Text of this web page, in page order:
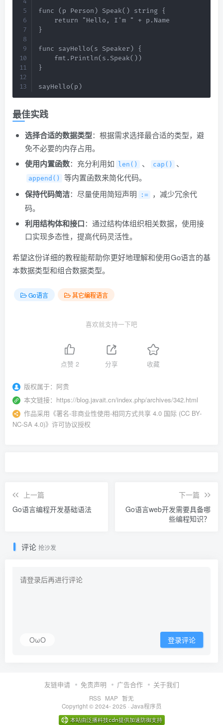
func (p Person) Speak() string {
    return "Hello, I'm " + p.Name
}
func sayHello(s Speaker) {
    fmt.Println(s.Speak())
}
sayHello(p)
最佳实践
选择合适的数据类型：根据需求选择最合适的类型，避
免不必要的内存占用。
使用内置函数：充分利用如 len() 、 cap() 、
append() 等内置函数来简化代码。
保持代码简洁：尽量使用简短声明 :=
，减少冗余代
码。
利用结构体和接口：通过结构体组织相关数据，使用接
口实现多态性，提高代码灵活性。
希望这份详细的教程能帮助你更好地理解和使用Go语言的基
本数据类型和组合数据类型。
Go语言 其它编程语言
喜欢就支持一下吧
点赞 2 分享 收藏
版权属于： 阿贵
本文链接： https://blog.javait.cn/index.php/archives/342.html
作品采用 《署名-非商业性使用-相同方式共享 4.0 国际 (CC BY-
NC-SA 4.0)》许可协议授权
上一篇
Go语言编程开发基础语法
下一篇
Go语言web开发需要具备哪
些编程知识？
评论 抢沙发
OωO 登录评论
友链申请 免责声明 广告合作 关于我们
RSS MAP 暂无
Copyright © 2024- 2025 · Java程序员